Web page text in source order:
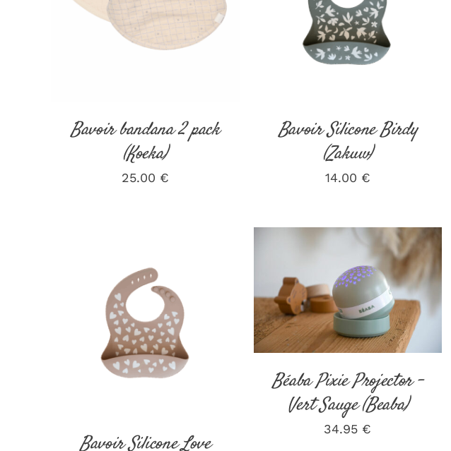
AJOUTER AU PANIER
DÉTAILS
Bavoir bandana 2 pack
(Koeka)
25.00 €
AJOUTER AU PANIER
DÉTAILS
Bavoir Silicone Birdy
(Zakuw)
14.00 €
AJOUTER AU PANIER
DÉTAILS
Bavoir Silicone Love
AJOUTER AU PANIER
/
DÉTAILS
Béaba Pixie Projector –
Vert Sauge (Beaba)
34.95 €